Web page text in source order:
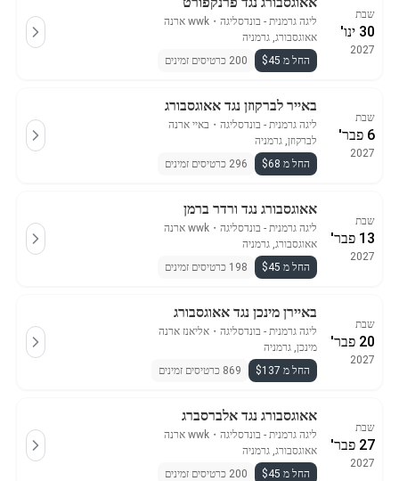
שבת
30 ינו'
2027
ליגה גרמנית - בונדסליגה ・ wwk ארנה
אאוגסבורג, גרמניה
החל מ $45
200 כרטיסים זמינים
שבת
6 פבר'
2027
באייר לברקוזן נגד אאוגסבורג
ליגה גרמנית - בונדסליגה ・ באיי ארנה
לברקוזן, גרמניה
החל מ $68
296 כרטיסים זמינים
שבת
13 פבר'
2027
אאוגסבורג נגד ורדר ברמן
ליגה גרמנית - בונדסליגה ・ wwk ארנה
אאוגסבורג, גרמניה
החל מ $45
198 כרטיסים זמינים
שבת
20 פבר'
2027
באיירן מינכן נגד אאוגסבורג
ליגה גרמנית - בונדסליגה ・ אליאנז ארנה
מינכן, גרמניה
החל מ $137
869 כרטיסים זמינים
שבת
27 פבר'
2027
אאוגסבורג נגד אלברסברג
ליגה גרמנית - בונדסליגה ・ wwk ארנה
אאוגסבורג, גרמניה
החל מ $45
200 כרטיסים זמינים